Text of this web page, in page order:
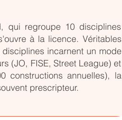
qui regroupe 10 disciplines
à la licence. Véritables
incarnent un mode
(JO, FISE, Street League) et
constructions annuelles), la
prescripteur.